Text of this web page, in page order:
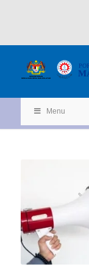
KEMENTERIAN
KEMAJUAN DESA DAN WILA YAH
Menu